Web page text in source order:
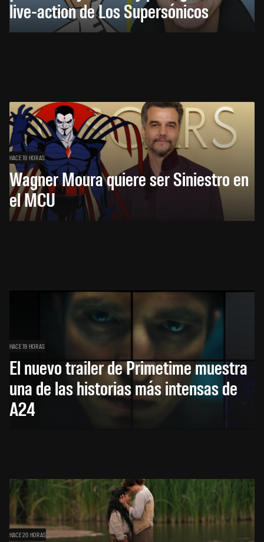
live-action de Los Supersónicos
HACE 19 HORAS
Wagner Moura quiere ser Siniestro en
el MCU
HACE 19 HORAS
El nuevo trailer de Primetime muestra
una de las historias más intensas de
A24
HACE 20 HORAS